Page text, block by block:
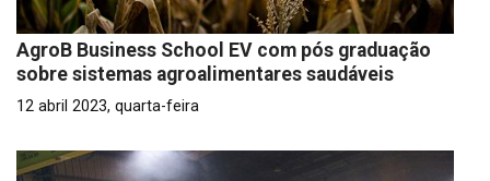
AgroB Business School EV com pós graduação
sobre sistemas agroalimentares saudáveis
12 abril 2023, quarta-feira